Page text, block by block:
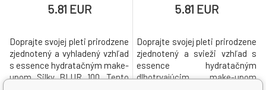
5.81 EUR
Doprajte svojej pleti prirodzene
zjednotený a vyhladený vzhľad
s essence hydratačným make-
upom Silky BLUR 100. Tento
5.81 EUR
Doprajte svojej pleti prirodzene
zjednotený a svieži vzhľad s
essence hydratačným
dlhotrvajúcim make-upom